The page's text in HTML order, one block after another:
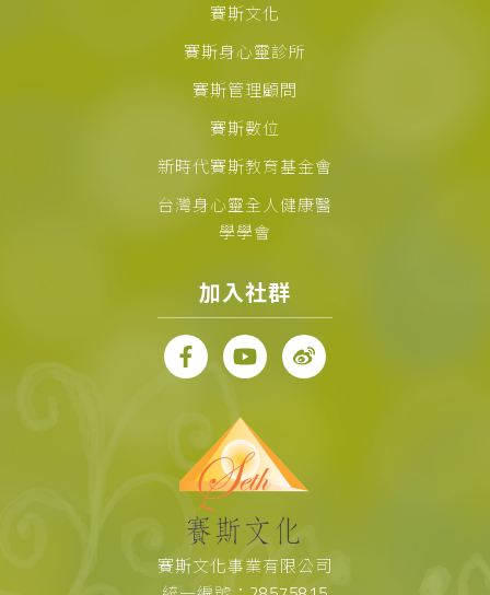
賽斯文化
賽斯身心靈診所
賽斯管理顧問
賽斯數位
新時代賽斯教育基金會
台灣身心靈全人健康醫
學學會
加入社群
賽斯文化事業有限公司